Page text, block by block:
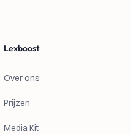
Lexboost
Over ons
Prijzen
Media Kit